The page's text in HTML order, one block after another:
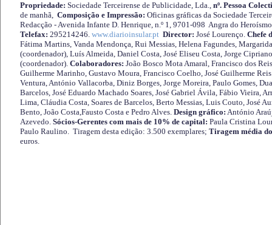
Propriedade: Sociedade Terceirense de Publicidade, Lda., nº. Pessoa
de manhã, Composição e Impressão: Oficinas gráficas da Sociedade
Redacção - Avenida Infante D. Henrique, n.º 1, 9701-098 Angra do
Telefax: 295214246. www.diarioinsular.pt Director: José Lourenço. Chefe
Fátima Martins, Vanda Mendonça, Rui Messias, Helena Fagundes,
(coordenador), Luís Almeida, Daniel Costa, José Eliseu Costa, Jorge
(coordenador). Colaboradores: João Bosco Mota Amaral, Francisco dos
Guilherme Marinho, Gustavo Moura, Francisco Coelho, José Guilherme
Ventura, António Vallacorba, Diniz Borges, Jorge Moreira, Paulo Gomes,
Barcelos, José Eduardo Machado Soares, José Gabriel Ávila, Fábio Vieira,
Lima, Cláudia Costa, Soares de Barcelos, Berto Messias, Luis Couto, José
Bento, João Costa,Fausto Costa e Pedro Alves. Design gráfico: António
Azevedo. Sócios-Gerentes com mais de 10% de capital: Paula Cristina
Paulo Raulino. Tiragem desta edição: 3.500 exemplares; Tiragem média
euros.